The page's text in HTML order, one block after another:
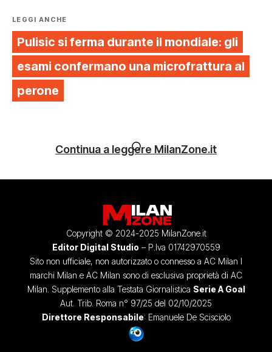
LEGGI ANCHE
Pulisic si ferma durante il mondiale: gli
esami confermano una microfrattura al
perone
Continua a leggere MilanZone.it
Copyright © 2024-2025 MilanZone.it
Editor Digital Studio – P.Iva 01742970559
Sito non ufficiale, non autorizzato o connesso a AC Milan I
marchi Milan e AC Milan sono di esclusiva proprietà di AC
Milan. Supplemento alla Testata Giornalistica Serie A Goal
Aut. Trib. Roma n° 97/25 del 02/10/2025
Direttore Responsabile: Emanuele De Scisciolo